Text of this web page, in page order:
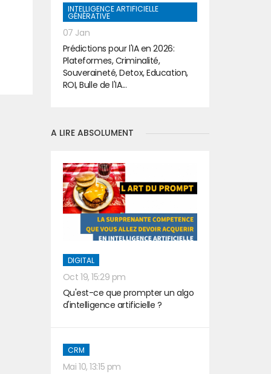
INTELLIGENCE ARTIFICIELLE
GÉNÉRATIVE
07 Jan
Prédictions pour l'IA en 2026:
Plateformes, Criminalité,
Souveraineté, Detox, Education,
ROI, Bulle de l'IA...
A LIRE ABSOLUMENT
DIGITAL
Oct 19, 15:29 pm
Qu'est-ce que prompter un algo
d'intelligence artificielle ?
CRM
Mai 10, 13:15 pm